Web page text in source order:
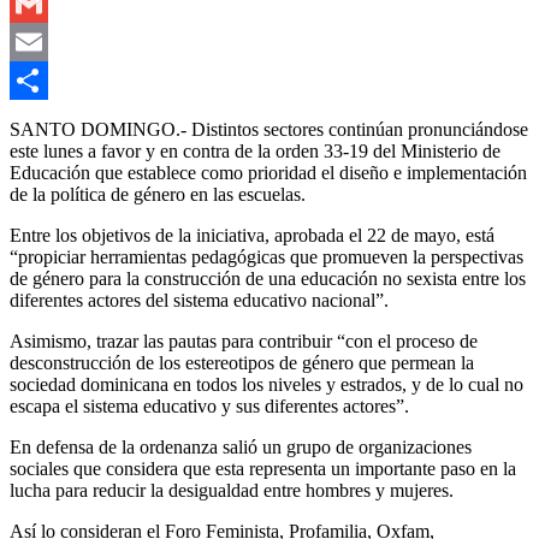
Gmail
Email
Compartir
SANTO DOMINGO.- Distintos sectores continúan pronunciándose
este lunes a favor y en contra de la orden 33-19 del Ministerio de
Educación que establece como prioridad el diseño e implementación
de la política de género en las escuelas.
Entre los objetivos de la iniciativa, aprobada el 22 de mayo, está
“propiciar herramientas pedagógicas que promueven la perspectivas
de género para la construcción de una educación no sexista entre los
diferentes actores del sistema educativo nacional”.
Asimismo, trazar las pautas para contribuir “con el proceso de
desconstrucción de los estereotipos de género que permean la
sociedad dominicana en todos los niveles y estrados, y de lo cual no
escapa el sistema educativo y sus diferentes actores”.
En defensa de la ordenanza salió un grupo de organizaciones
sociales que considera que esta representa un importante paso en la
lucha para reducir la desigualdad entre hombres y mujeres.
Así lo consideran el Foro Feminista, Profamilia, Oxfam,